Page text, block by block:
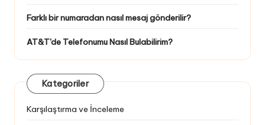
Farklı bir numaradan nasıl mesaj gönderilir?
AT&T'de Telefonumu Nasıl Bulabilirim?
Kategoriler
Karşılaştırma ve İnceleme